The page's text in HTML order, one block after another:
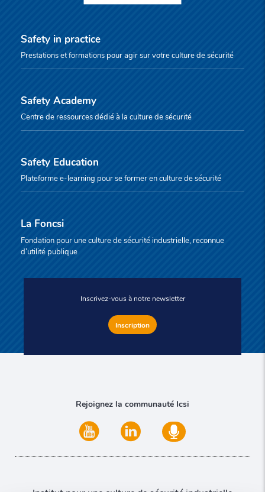
Safety in practice
Prestations et formations pour agir sur votre culture de sécurité
Safety Academy
Centre de ressources dédié à la culture de sécurité
Safety Education
Plateforme e-learning pour se former en culture de sécurité
La Foncsi
Fondation pour une culture de sécurité industrielle, reconnue
d’utilité publique
Inscrivez-vous à notre newsletter
Inscription
Rejoignez la communauté Icsi